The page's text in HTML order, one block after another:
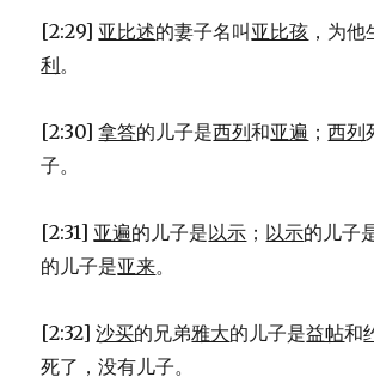
[2:29] 亚比述的妻子名叫 亚比孩 ，为他
利。
[2:30]拿答的儿子是西列和亚遍 ；西列
子。
[2:31] 亚遍的儿子是以示 ； 以示的儿子
的儿子是亚来。
[2:32]沙买的兄弟雅大的儿子是益帖和
死了，没有儿子。